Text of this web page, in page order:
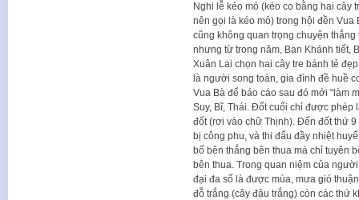
Nghi lễ kéo mỏ (kéo co bằng hai cây
nên gọi là kéo mỏ) trong hội đền
cũng không quan trọng chuyện
nhưng từ trong năm, Ban Khánh tiết,
Xuân Lai chọn hai cây tre bánh tẻ
là người song toàn, gia đình đề huề
Vua Bà để báo cáo sau đó mới “làm
Suy, Bĩ, Thái. Đốt cuối chỉ được
đốt (rơi vào chữ Thịnh). Đến đốt thứ
bị công phu, và thi đấu đầy nhiệt
bố bên thắng bên thua mà chỉ tuyên
bên thua. Trong quan niệm của
đại đa số là được mùa, mưa gió
đỗ trắng (cây đậu trắng) còn các thứ